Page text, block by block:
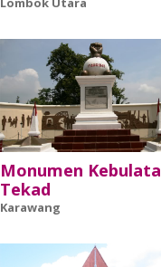
Monumen
Tekad
Karawang